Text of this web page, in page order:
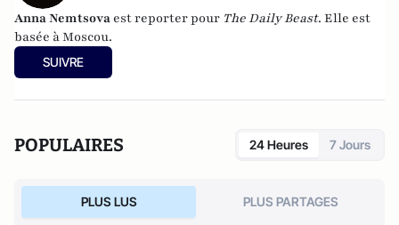
Anna Nemtsova est reporter pour The Daily Beast. Elle est
basée à Moscou.
SUIVRE
POPULAIRES 24 Heures 7 Jours
PLUS LUS PLUS PARTAGES